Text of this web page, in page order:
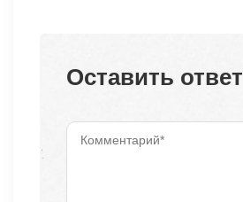
Оставить ответ